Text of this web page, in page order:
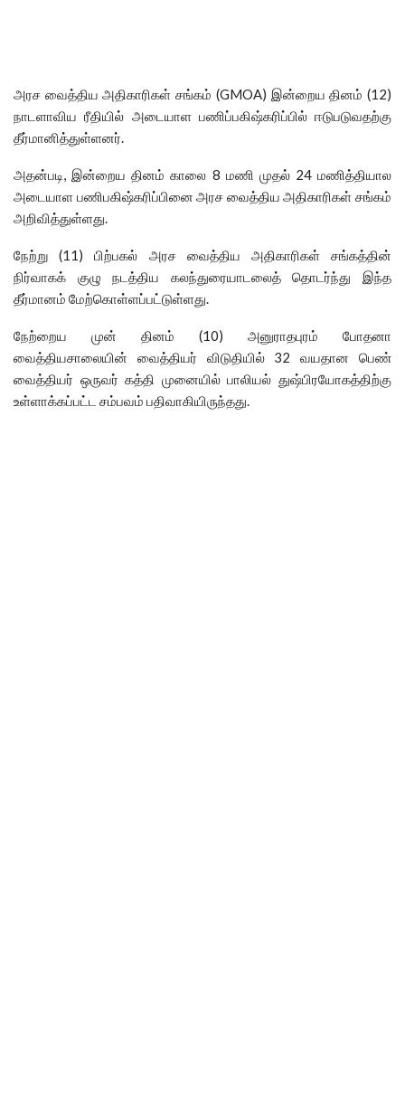
அரச வைத்திய அதிகாரிகள் சங்கம் (GMOA) இன்றைய தினம் (12)
நாடளாவிய ரீதியில் அடையாள பணிப்பகிஷ்கரிப்பில் ஈடுபடுவதற்கு
தீர்மானித்துள்ளனர்.
அதன்படி, இன்றைய தினம் காலை 8 மணி முதல் 24 மணித்தியால
அடையாள பணிபகிஷ்கரிப்பினை அரச வைத்திய அதிகாரிகள் சங்கம்
அறிவித்துள்ளது.
நேற்று (11) பிற்பகல் அரச வைத்திய அதிகாரிகள் சங்கத்தின்
நிர்வாகக் குழு நடத்திய கலந்துரையாடலைத் தொடர்ந்து இந்த
தீர்மானம் மேற்கொள்ளப்பட்டுள்ளது.
நேற்றைய முன் தினம் (10) அனுராதபுரம் போதனா
வைத்தியசாலையின் வைத்தியர் விடுதியில் 32 வயதான பெண்
வைத்தியர் ஒருவர் கத்தி முனையில் பாலியல் துஷ்பிரயோகத்திற்கு
உள்ளாக்கப்பட்ட சம்பவம் பதிவாகியிருந்தது.